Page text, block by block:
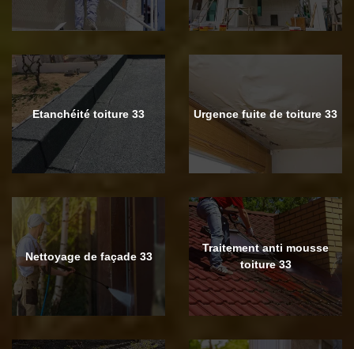
Etanchéité toiture 33 Urgence fuite de toiture 33
Nettoyage de façade 33
Traitement anti mousse
toiture 33